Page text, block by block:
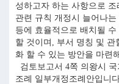
성하고자 하는 사항으로
관련 규칙 개정시 늘어나
등에 효율적으로 배치될
할 것이며, 부서 명칭 및
화 할 수 있는 방안을 마련
검토보고서 4쪽 의왕시
조례 일부개정조례안입니